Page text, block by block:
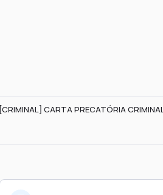
[CRIMINAL] CARTA PRECATÓRIA